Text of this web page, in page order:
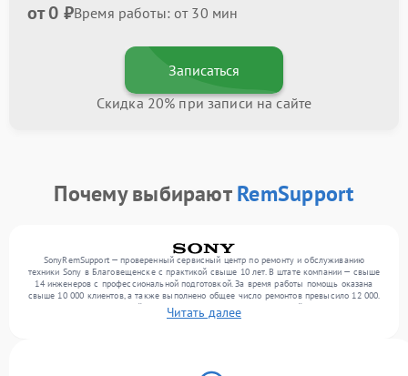
от 0 ₽Время работы: от 30 мин
Записаться
Скидка 20% при записи на сайте
Почему выбираютRemSupport
SonyRemSupport — проверенный сервисный центр по ремонту и обслуживанию
техники Sony в Благовещенске с практикой свыше 10 лет. В штате компании — свыше
14 инженеров с профессиональной подготовкой. За время работы помощь оказана
свыше 10 000 клиентов, а также выполнено общее число ремонтов превысило 12 000.
Ежемесячно в сервисный центр поступает более 300 обращений, включая , , . Мы
выполняем ремонт различного уровня сложности и обеспечиваем надежный
Читать далее